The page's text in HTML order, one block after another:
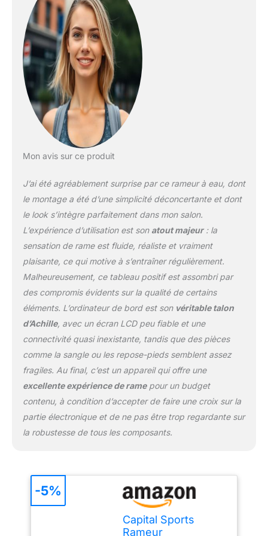
est une expérience
unique d'entraînement à
domicile. Les rames
ergonomiques procurent
une sensation
exceptionnelle, presque
comme si vous étiez en
train de ramer sur un vrai
lac. Testez le ! FACILE
D'UTILISATION : Le
grâce à la pompe
manuelle et au tuyau
flexible inclus. Les
facilement. RÉSISTANCE
RÉGLABLE À VOTRE
NIVEAU : La resistance à
l'eau peut être
autonome, vous avez la
possibilité de réglage
avec le niveau de
remplissage d'eau.
des informations sur
votre entraînement.
EQUIPEMENT FITNESS
DE QUALITÉ : Chez
Capital Sports, nous
concevons du matériel
de fitness intelligent et
absolue, c'est pourquoi
nous sommes toujours à
l'écoute de nos clients.
Mon avis sur ce produit
J’ai été agréablement surprise par ce rameur à eau, dont
le montage a été d’une simplicité déconcertante et dont
le look s’intègre parfaitement dans mon salon.
L’expérience d’utilisation est son atout majeur: la
sensation de rame est fluide, réaliste et vraiment
plaisante, ce qui motive à s’entraîner régulièrement.
Malheureusement, ce tableau positif est assombri par
des compromis évidents sur la qualité de certains
éléments. L’ordinateur de bord est son véritable talon
d’Achille, avec un écran LCD peu fiable et une
connectivité quasi inexistante, tandis que des pièces
comme la sangle ou les repose-pieds semblent assez
fragiles. Au final, c’est un appareil qui offre une
excellente expérience de ramepour un budget
contenu, à condition d’accepter de faire une croix sur la
partie électronique et de ne pas être trop regardante sur
la robustesse de tous les composants.
Capital Sports
Rameur
-5%